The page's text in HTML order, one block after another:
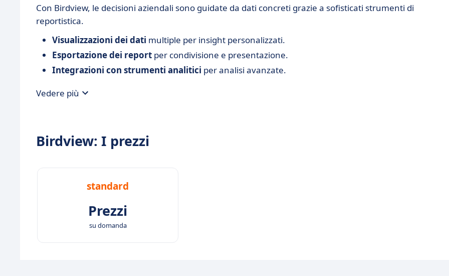
Con Birdview, le decisioni aziendali sono guidate da dati concreti grazie a sofisticati strumenti di
reportistica.
Visualizzazioni dei dati multiple per insight personalizzati.
Esportazione dei report per condivisione e presentazione.
Integrazioni con strumenti analitici per analisi avanzate.
Vedere più
Birdview: I prezzi
standard
Prezzi
su domanda